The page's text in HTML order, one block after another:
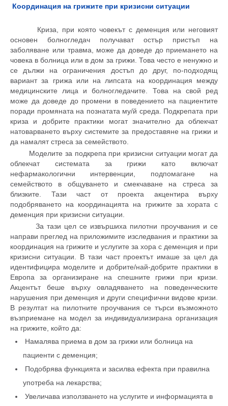
Координация на грижите при кризисни ситуации
Криза, при която човекът с деменция или неговият
основен болногледач получават остър пристъп на
заболяване или травма, може да доведе до приемането на
човека в болница или в дом за грижи. Това често е ненужнои
се дължи на ограничения достъп до друг,
по-подходящ
вариант за грижа или на липсата на координация между
медицинските лица и болногледачите. Това на свой ред
може да доведе до промени в поведението на пациентите
поради промяната на познатата му/й среда
Подкрепата при
криза и добрите практики могат значително да облекчат
натоварването върху системите за предоставяне на грижи и
да намалят стреса за семейството.
Моделите за подкрепа при кризисни ситуации могат да
облекчат системата за грижи като включат
нефармакологични интервенции, подпомагане на
семейството в общуването и смекчаване на стреса за
близките. Тази част от проекта акцентира върху
подобряването на координацията на грижите за хората с
деменция при кризисни ситуации.
За тази цел се извършиха пилотни проучвания и се
направи преглед на приложимите изследвания и практики за
координация на грижите и услугите за хора с деменция и при
кризисни ситуации. В тази част проектът имаше за цел да
идентифицира моделите и добрите/най-добрите практики в
Европа за организиране на спешните грижи при кризи.
Акцентът беше върху овладяването на поведенческите
нарушения при деменция и други специфични видове кризи.
В резултат на пилотните проучвания се търси възможното
възприемане на модел за индивидуализирана организация
на грижите, който да:
Намалява приема в дом за грижи или болница на
пациенти с деменция;
Подобрява функцията и засилва ефекта при правилна
употреба на лекарства;
Увеличава използването на услугите и информацията в